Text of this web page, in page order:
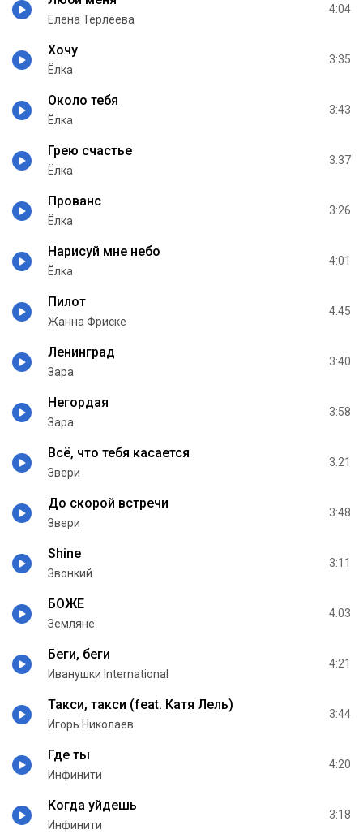
Елена Терлеева
4:04
Хочу
Ёлка
3:35
Около тебя
Ёлка
3:43
Грею счастье
Ёлка
3:37
Прованс
Ёлка
3:26
Нарисуй мне небо
Ёлка
4:01
Пилот
Жанна Фриске
4:45
Ленинград
Зара
3:40
Негордая
Зара
3:58
Всё, что тебя касается
Звери
3:21
До скорой встречи
Звери
3:48
Shine
Звонкий
3:11
БОЖЕ
Земляне
4:03
Беги, беги
Иванушки International
4:21
Такси, такси (feat. Катя Лель)
Игорь Николаев
3:44
Где ты
Инфинити
4:20
Когда уйдешь
Инфинити
3:18